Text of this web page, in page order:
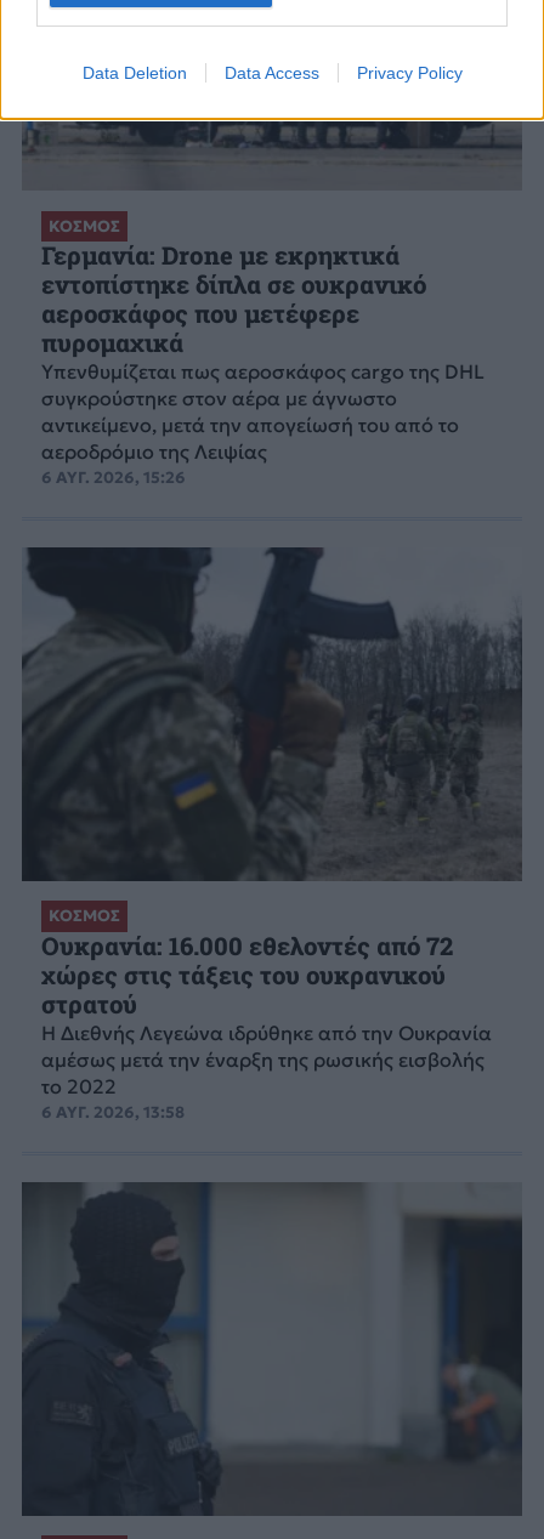
Data Deletion Data Access Privacy Policy
ΚΟΣΜΟΣ
Γερμανία: Drone με εκρηκτικά
εντοπίστηκε δίπλα σε ουκρανικό
αεροσκάφος που μετέφερε
πυρομαχικά
Υπενθυμίζεται πως αεροσκάφος cargo της DHL
συγκρούστηκε στον αέρα με άγνωστο
αντικείμενο, μετά την απογείωσή του από το
αεροδρόμιο της Λειψίας
6 ΑΥΓ. 2026, 15:26
ΚΟΣΜΟΣ
Ουκρανία: 16.000 εθελοντές από 72
χώρες στις τάξεις του ουκρανικού
στρατού
Η Διεθνής Λεγεώνα ιδρύθηκε από την Ουκρανία
αμέσως μετά την έναρξη της ρωσικής εισβολής
το 2022
6 ΑΥΓ. 2026, 13:58